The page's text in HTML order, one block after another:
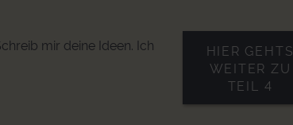
mir deine Ideen. Ich
HIER GEHTS
WEITER ZU
TEIL 4